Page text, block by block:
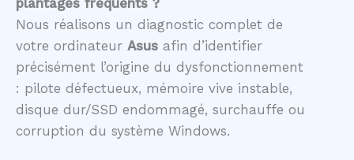
Nous réalisons un diagnostic complet de
votre ordinateur Asus afin d’identifier
précisément l’origine du dysfonctionnement
: pilote défectueux, mémoire vive instable,
disque dur/SSD endommagé, surchauffe ou
corruption du système Windows.